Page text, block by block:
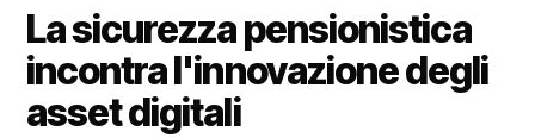
La sicurezza pensionistica
incontra l'innovazione degli
asset digitali